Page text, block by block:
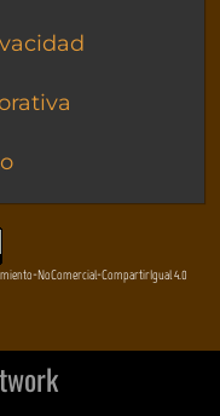
NoComercial-CompartirIgual 4.0